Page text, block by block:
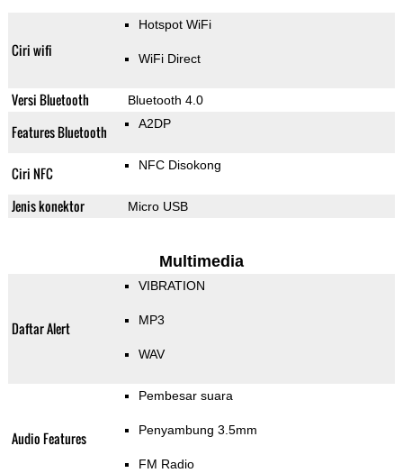
Ciri wifi
Hotspot WiFi
WiFi Direct
Versi Bluetooth Bluetooth 4.0
Features Bluetooth A2DP
Ciri NFC NFC Disokong
Jenis konektor Micro USB
Multimedia
Daftar Alert
VIBRATION
MP3
WAV
Audio Features
Pembesar suara
Penyambung 3.5mm
FM Radio